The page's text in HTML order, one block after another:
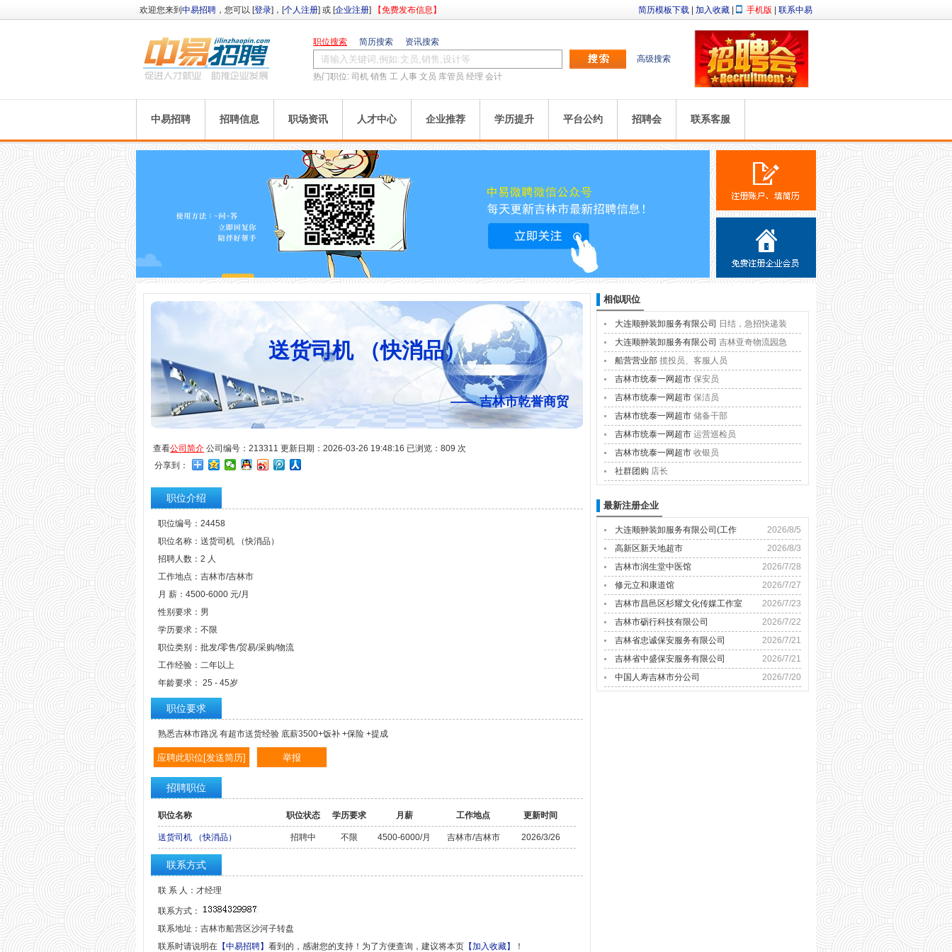
欢迎您来到 中易招聘 ，您可以 [登录]，[个人注册] 或 [企业注册] 【免费发布信息】 简历模板下载 加入收藏 手机版 联系中易
职位搜索 简历搜索
资讯搜索
高级搜索
热门职位: 司机 销售 工 人事 文员 库管员 经理 会计
中易招聘 招聘信息 职场资讯 人才中心 企业推荐 学历提升 平台公约 招聘会 联系客服
送货司机 （快消品）
—— 吉林市乾誉商贸
查看公司简介 公司编号：213311 更新日期：2026-03-26 19:48:16 已浏览：809 次
分享到：
职位介绍
职位编号：24458
职位名称：送货司机 （快消品）
招聘人数：2 人
工作地点：吉林市/吉林市
月 薪：4500-6000 元/月
性别要求：男
学历要求：不限
职位类别：批发/零售/贸易/采购/物流
工作经验：二年以上
年龄要求： 25 - 45岁
职位要求
熟悉吉林市路况 有超市送货经验 底薪3500+饭补 +保险 +提成
招聘职位
职位名称 职位状态 学历要求 月薪 工作地点 更新时间
送货司机 （快消品） 招聘中 不限 4500-6000/月 吉林市/吉林市 2026/3/26
联系方式
联 系 人：才经理
联系方式：
联系地址：吉林市船营区沙河子转盘
联系时请说明在 【中易招聘】 看到的，感谢您的支持！为了方便查询，建议将本页 【加入收藏】 ！
相似职位
大连顺翀装卸服务有限公司 日结，急招快递装
大连顺翀装卸服务有限公司 吉林亚奇物流园急
船营营业部 揽投员、客服人员
吉林市统泰一网超市 保安员
吉林市统泰一网超市 保洁员
吉林市统泰一网超市 储备干部
吉林市统泰一网超市 运营巡检员
吉林市统泰一网超市 收银员
社群团购 店长
最新注册企业
2026/8/5
大连顺翀装卸服务有限公司(工作
2026/8/3
高新区新天地超市
2026/7/28
吉林市润生堂中医馆
2026/7/27
修元立和康道馆
2026/7/23
吉林市昌邑区杉耀文化传媒工作室
2026/7/22
吉林市砺行科技有限公司
2026/7/21
吉林省忠诚保安服务有限公司
2026/7/21
吉林省中盛保安服务有限公司
2026/7/20
中国人寿吉林市分公司